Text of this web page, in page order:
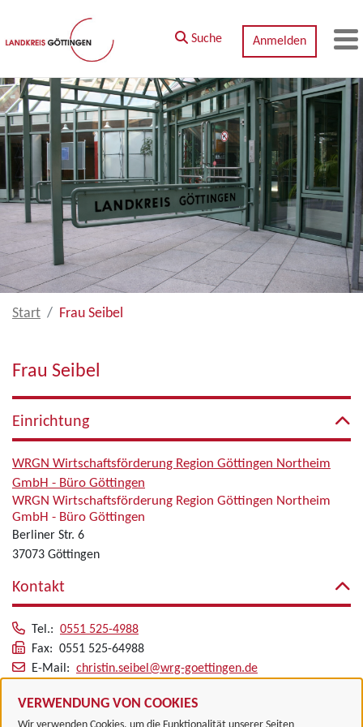
Zum Hauptinhalt springen
VERWENDUNG VON COOKIES
Suche Anmelden
Start Frau Seibel
Frau Seibel
Einrichtung
WRGN Wirtschaftsförderung Region Göttingen Northeim
GmbH - Büro Göttingen
WRGN Wirtschaftsförderung Region Göttingen Northeim
GmbH - Büro Göttingen
Berliner Str. 6
37073 Göttingen
Kontakt
Tel.: 0551 525-4988
Fax: 0551 525-64988
E-Mail: christin.seibel@wrg-goettingen.de
Alle zugeordneten Einrichtungen